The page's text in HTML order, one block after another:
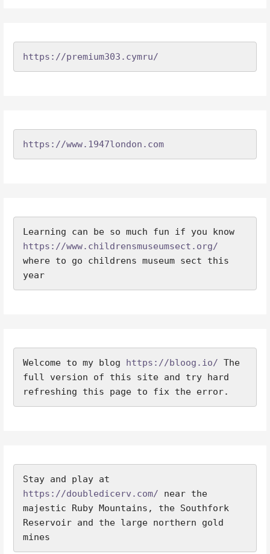
https://premium303.cymru/
https://www.1947london.com
https://www.childrensmuseumsect.org/
where to go childrens museum sect this
year
Welcome to my blog https://bloog.io/ The
full version of this site and try hard
refreshing this page to fix the error.
https://doubledicerv.com/ near the
majestic Ruby Mountains, the Southfork
Reservoir and the large northern gold
mines